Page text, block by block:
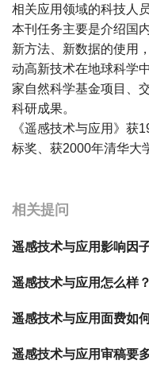
相关应用领域的科技人
本刊任务主要是介绍国
新方法、新数据的使用
动高新技术在地球科学
家自然科学基金项目、
科研成果。
《遥感技术与应用》获
标奖、获2000年清华大
相关提问
遥感技术与应用影响因
遥感技术与应用怎么样？
遥感技术与应用面费如
遥感技术与应用审稿要